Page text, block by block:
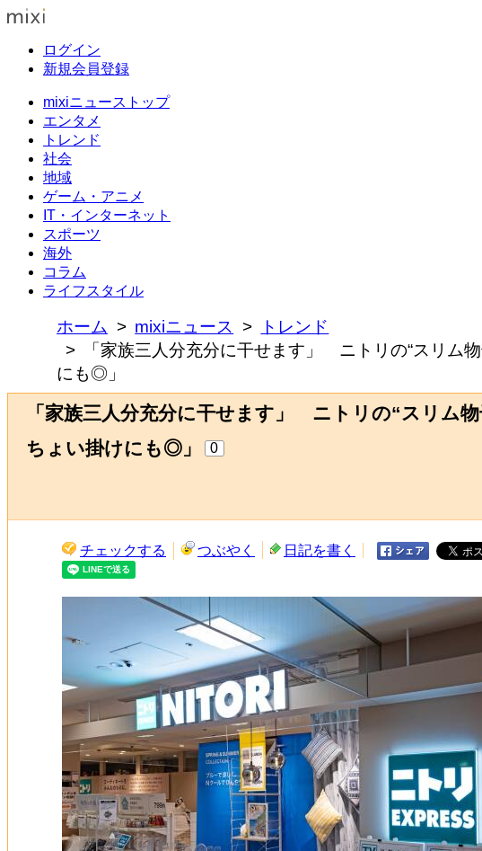
ログイン
新規会員登録
mixiニューストップ
エンタメ
トレンド
社会
地域
ゲーム・アニメ
IT・インターネット
スポーツ
海外
コラム
ライフスタイル
ホーム mixiニュース
トレンド
「家族三人分充分に干せます」 ニトリの“スリム
にも◎」
「家族三人分充分に干せます」 ニトリの“スリム
ちょい掛けにも◎」
0
チェックする つぶやく 日記を書く